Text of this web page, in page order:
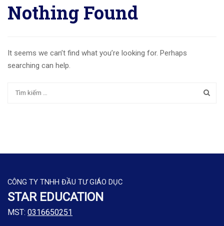
Nothing Found
It seems we can’t find what you’re looking for. Perhaps
searching can help.
CÔNG TY TNHH ĐẦU TƯ GIÁO DỤC
STAR EDUCATION
MST: 0316650251